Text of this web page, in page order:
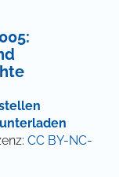
CC BY-NC-